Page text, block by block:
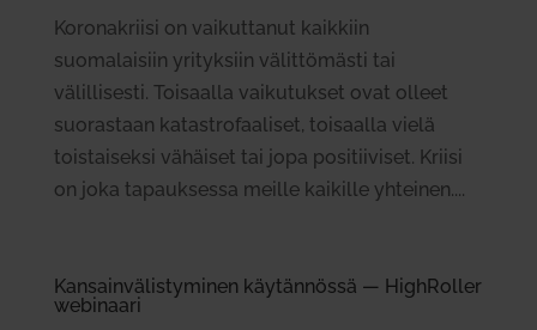
Koronakriisi on vaikuttanut kaikkiin
suomalaisiin yrityksiin välittömästi tai
välillisesti. Toisaalla vaikutukset ovat olleet
suorastaan katastrofaaliset, toisaalla vielä
toistaiseksi vähäiset tai jopa positiiviset. Kriisi
on joka tapauksessa meille kaikille yhteinen....
Kan­sain­vä­lis­ty­minen käy­tän­nössä — High­Roller
webi­naari